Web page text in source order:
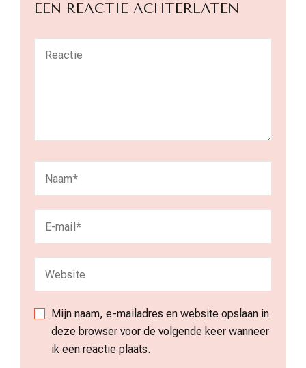
EEN REACTIE ACHTERLATEN
Mijn naam, e-mailadres en website opslaan in
deze browser voor de volgende keer wanneer
ik een reactie plaats.